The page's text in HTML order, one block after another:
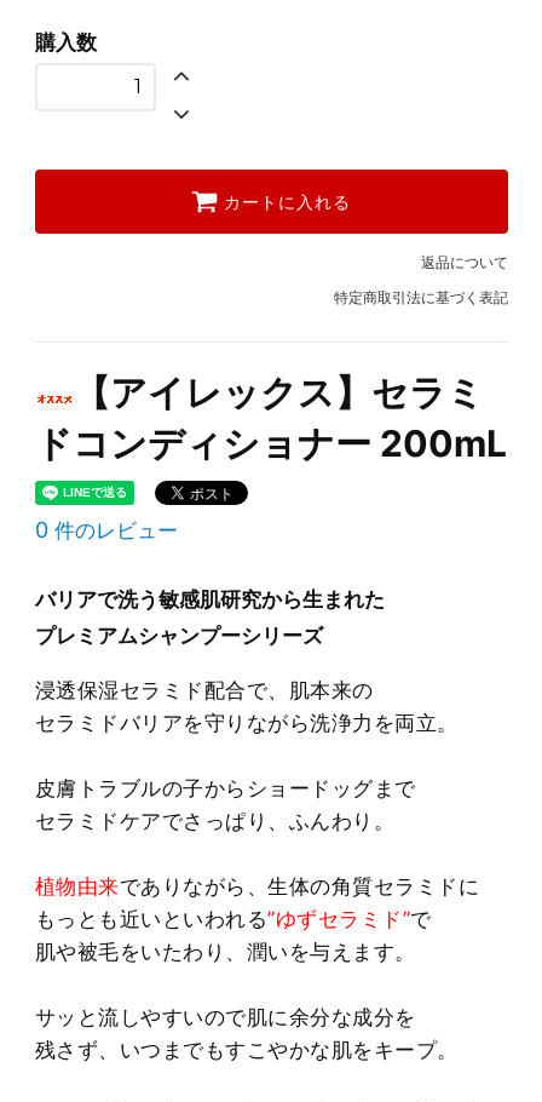
購入数
カートに入れる
返品について
特定商取引法に基づく表記
【アイレックス】セラミ
ドコンディショナー 200mL
0件のレビュー
バリアで洗う敏感肌研究から生まれた
プレミアムシャンプーシリーズ
浸透保湿セラミド配合で、肌本来の
セラミドバリアを守りながら洗浄力を両立。
皮膚トラブルの子からショードッグまで
セラミドケアでさっぱり、ふんわり。
植物由来でありながら、生体の角質セラミドに
もっとも近いといわれる”ゆずセラミド”で
肌や被毛をいたわり、潤いを与えます。
サッと流しやすいので肌に余分な成分を
残さず、いつまでもすこやかな肌をキープ。